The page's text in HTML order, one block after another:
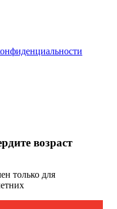
возраст
только для